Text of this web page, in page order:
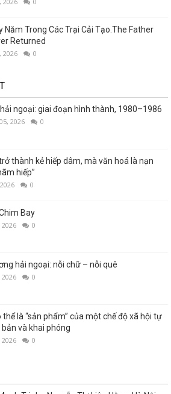
Năm Trong Các Trại Cải Tạo.The Father
Returned
2026 0
ngoại: giai đoạn hình thành, 1980–1986
2026 0
thành kẻ hiếp dâm, mà văn hoá là nạn
hiếp”
0
Bay
2026 0
hải ngoại: nỗi chữ – nỗi quê
2026 0
thể là “sản phẩm” của một chế độ xã hội tự
và khai phóng
2026 0